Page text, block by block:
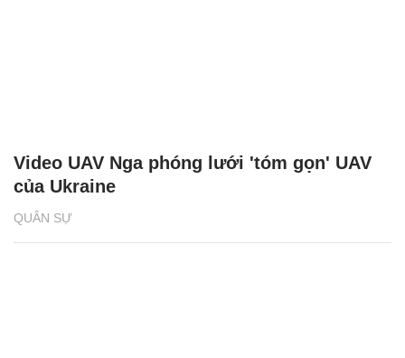
QUÂN SỰ
Video UAV Nga phóng lưới 'tóm gọn' UAV
của Ukraine